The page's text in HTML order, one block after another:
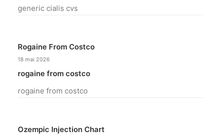
generic cialis cvs
Rogaine From Costco
18 mai 2026
rogaine from costco
rogaine from costco
Ozempic Injection Chart